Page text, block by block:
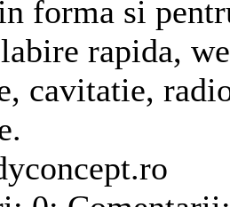
forma si
rapida,
cavitatie,